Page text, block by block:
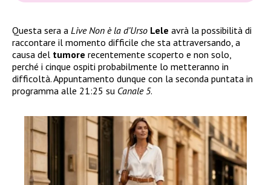
Questa sera a Live Non è la d’Urso Lele avrà la possibilità di
raccontare il momento difficile che sta attraversando, a
causa del tumore recentemente scoperto e non solo,
perché i cinque ospiti probabilmente lo metteranno in
difficoltà. Appuntamento dunque con la seconda puntata in
programma alle 21:25 su Canale 5.